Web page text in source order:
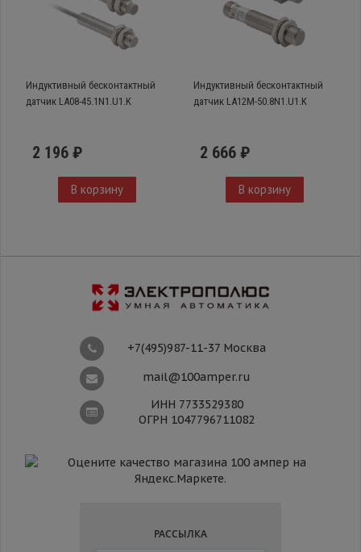
Индуктивный бесконтактный
датчик LA08-45.1N1.U1.K
2 196 ₽
В корзину
Индуктивный бесконтактный
датчик LA12M-50.8N1.U1.K
2 666 ₽
В корзину
+7(495)987-11-37 Москва
mail@100amper.ru
ИНН 7733529380
ОГРН 1047796711082
РАССЫЛКА